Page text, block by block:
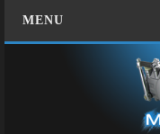
MENU
Zespół administracyjny